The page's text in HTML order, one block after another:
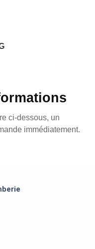
ci-dessous, un
immédiatement.